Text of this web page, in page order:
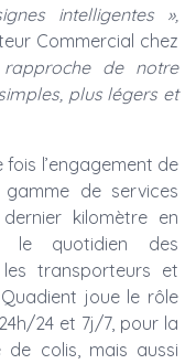
intelligentes »,
Commercial chez
de notre
plus légers et
l’engagement de
de services
kilomètre en
le quotidien des
transporteurs et
joue le rôle
24 et 7j/7, pour la
de colis, mais aussi